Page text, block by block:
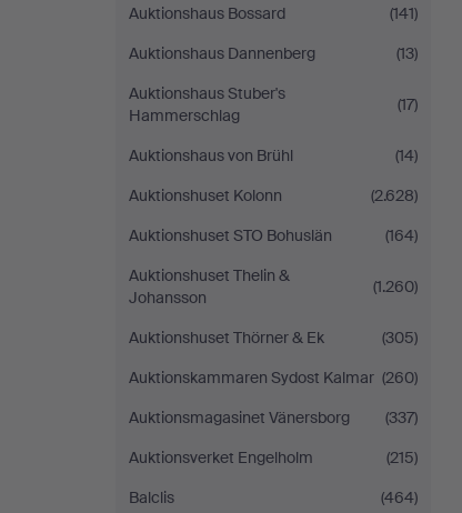
Auktionshaus Bossard
(141)
Auktionshaus Dannenberg
(13)
Auktionshaus Stuber's
Hammerschlag
(17)
Auktionshaus von Brühl
(14)
Auktionshuset Kolonn
(2.628)
Auktionshuset STO Bohuslän
(164)
Auktionshuset Thelin &
Johansson
(1.260)
Auktionshuset Thörner & Ek
(305)
Auktionskammaren Sydost Kalmar (260)
Auktionsmagasinet Vänersborg
(337)
Auktionsverket Engelholm
(215)
Balclis
(464)